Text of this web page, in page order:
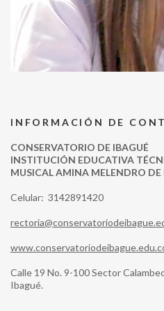
INFORMACIÓN DE
CONSERVATORIO DE IBAGUÉ
INSTITUCIÓN EDUCATIVA
MUSICAL AMINA MELENDRO DE
Celular: 3142891420
Calle 19 No. 9-100 Sector
Ibagué.